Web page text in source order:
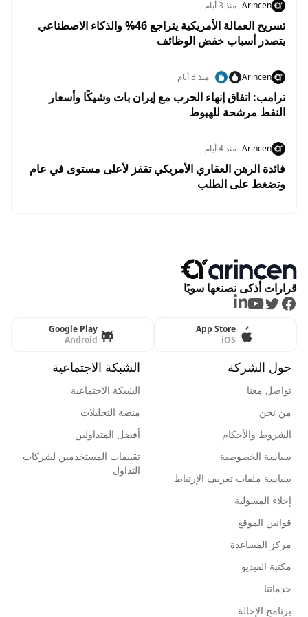
Arincen منذ 3 أيام
تسريح العمالة الأمريكية يتراجع 46% والذكاء الاصطناعي
يتصدر أسباب خفض الوظائف
Arincen منذ 3 أيام
ترامب: اتفاق إنهاء الحرب مع إيران بات وشيكًا وأسعار
النفط مرشحة للهبوط
Arincen منذ 4 أيام
فائدة الرهن العقاري الأمريكي تقفز لأعلى مستوى في عام
وتضغط على الطلب
قرارات أذكى نصنعها سويًا
Facebook
Twitter
Youtube
LinkedIn
App Store
iOS
Google Play
Android
حول الشركة
تواصل معنا
من نحن
الشروط والأحكام
سياسة الخصوصية
سياسة ملفات تعريف الإرتباط
إخلاء المسؤلية
قوانين الموقع
مركز المساعدة
مكتبة الفيديو
خدماتنا
برنامج الإحالة
الشبكة الاجتماعية
الشبكة الاجتماعية
منصة التحليلات
أفضل المتداولين
تقييمات المستخدمين لشركات
التداول